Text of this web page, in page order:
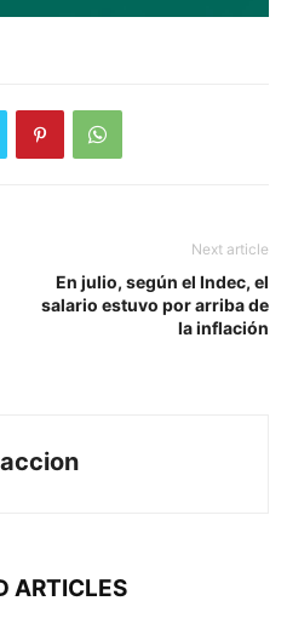
Next article
En julio, según el Indec, el
salario estuvo por arriba de
la inflación
ARTICLES